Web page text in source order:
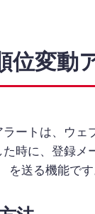
位変動
ートは、ウェ
時に、登録メ
を送る機能です